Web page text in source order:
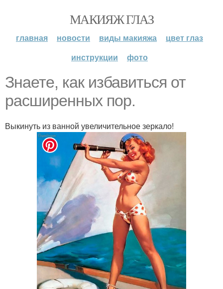
МАКИЯЖ ГЛАЗ
главная новости виды макияжа
цвет глаз
инструкции
фото
Знаете, как избавиться от
расширенных пор.
Выкинуть из ванной увеличительное зеркало!